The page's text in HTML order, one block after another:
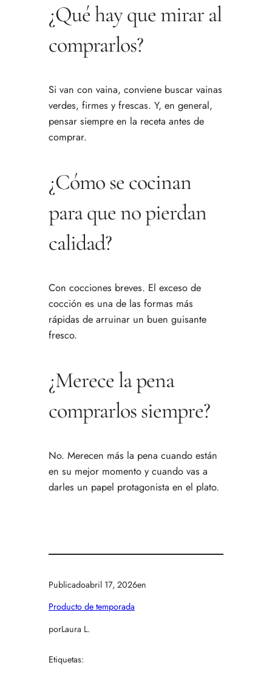
¿Qué hay que mirar al
comprarlos?
Si van con vaina, conviene buscar vainas
verdes, firmes y frescas. Y, en general,
pensar siempre en la receta antes de
comprar.
¿Cómo se cocinan
para que no pierdan
calidad?
Con cocciones breves. El exceso de
cocción es una de las formas más
rápidas de arruinar un buen guisante
fresco.
¿Merece la pena
comprarlos siempre?
No. Merecen más la pena cuando están
en su mejor momento y cuando vas a
darles un papel protagonista en el plato.
Publicadoabril 17, 2026en
Producto de temporada
porLaura L.
Etiquetas: